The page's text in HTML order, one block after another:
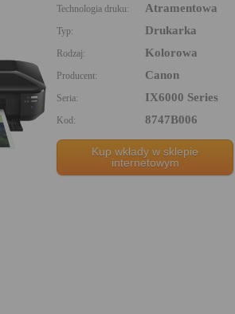
Technologia druku: Atramentowa
Typ: Drukarka
Rodzaj: Kolorowa
Producent: Canon
Seria: IX6000 Series
Kod: 8747B006
Kup wkłady w sklepie
internetowym